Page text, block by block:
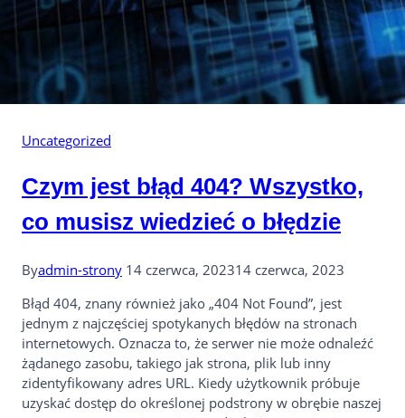
Uncategorized
Czym jest błąd 404? Wszystko,
co musisz wiedzieć o błędzie
Byadmin-strony 14 czerwca, 202314 czerwca, 2023
Błąd 404, znany również jako „404 Not Found”, jest
jednym z najczęściej spotykanych błędów na stronach
internetowych. Oznacza to, że serwer nie może odnaleźć
żądanego zasobu, takiego jak strona, plik lub inny
zidentyfikowany adres URL. Kiedy użytkownik próbuje
uzyskać dostęp do określonej podstrony w obrębie naszej